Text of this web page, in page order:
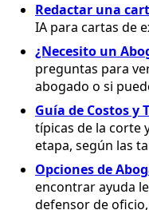
Redactar una
IA para cartas de
¿Necesito un
preguntas para
abogado o si
Guía de Costos y
típicas de la corte
etapa, según las
Opciones de
encontrar ayuda
defensor de